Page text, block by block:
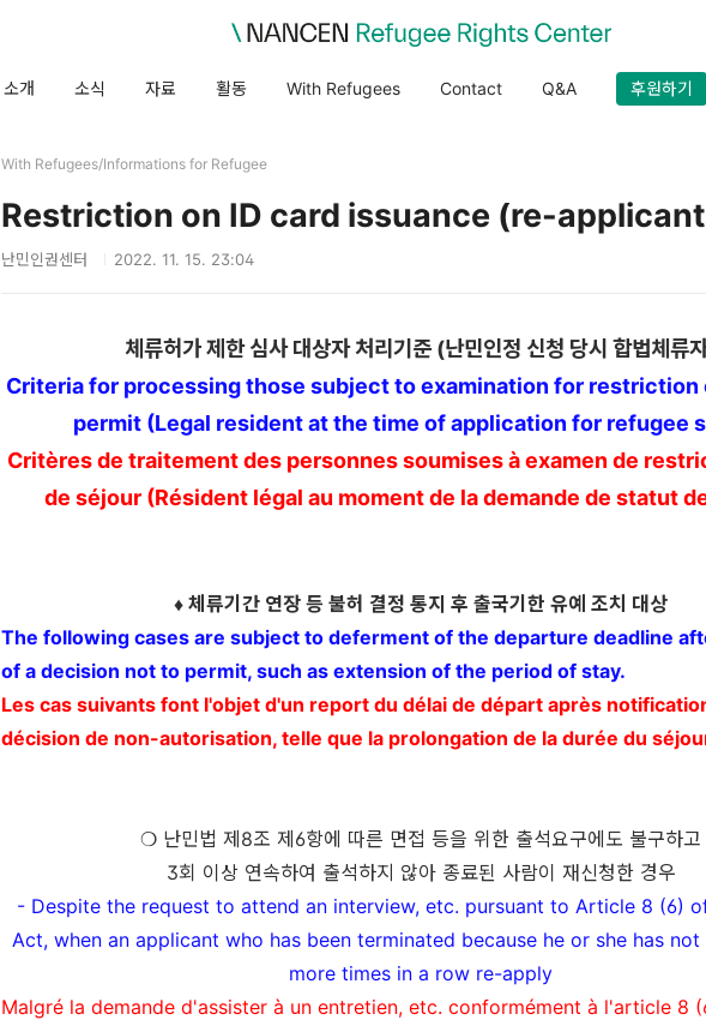
소개 소식 자료 활동 With Refugees Contact Q&A 후원하기
With Refugees/Informations for Refugee
Restriction on ID card issuance (re-
난민인권센터 2022. 11. 15. 23:04
체류허가 제한 심사 대상자 처리기준(난민인정 신청 당시 합법체류
Criteria for processing those subject to examination for restriction
permit (Legal resident at the time of application for refugee
Critères de traitement des personnes soumises à examen de
de séjour (Résident légal au moment de la demande de statut
♦ 체류기간 연장 등 불허 결정 통지 후 출국기한 유예 조치 대상
The following cases are subject to deferment of the departure deadline
of a decision not to permit, such as extension of the period of stay.
Les cas suivants font l'objet d'un report du délai de départ après
décision de non-autorisation, telle que la prolongation de la durée du
❍ 난민법 제 8조 제 6항에 따른 면접 등을 위한 출석요구에도 불구하고
3회 이상 연속하여 출석하지 않아 종료된 사람이 재신청한 경우
- Despite the request to attend an interview, etc. pursuant to Article 8 (6)
Act, when an applicant who has been terminated because he or she has
more times in a row re-apply
Malgré la demande d'assister à un entretien, etc. conformément à l'article 8